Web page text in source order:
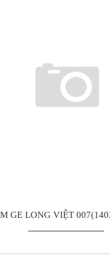
GE LONG VIỆT